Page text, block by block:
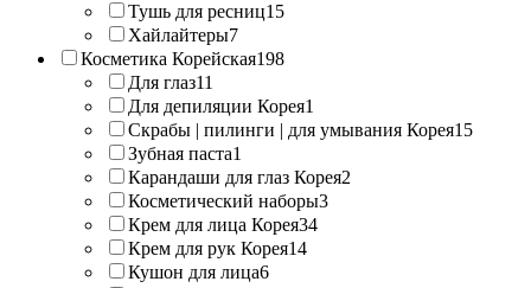
Тушь для ресниц15
Хайлайтеры7
Косметика Корейская198
Для глаз11
Для депиляции Корея1
Скрабы | пилинги | для умывания Корея15
Зубная паста1
Карандаши для глаз Корея2
Косметический наборы3
Крем для лица Корея34
Крем для рук Корея14
Кушон для лица6